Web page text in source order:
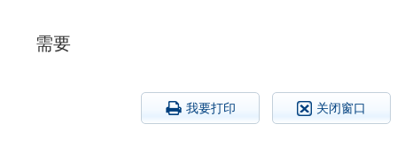
需要
我要打印 关闭窗口